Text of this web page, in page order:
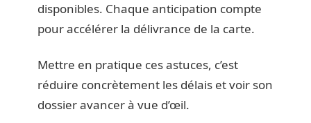
disponibles. Chaque anticipation compte
pour accélérer la délivrance de la carte.
Mettre en pratique ces astuces, c’est
réduire concrètement les délais et voir son
dossier avancer à vue d’œil.